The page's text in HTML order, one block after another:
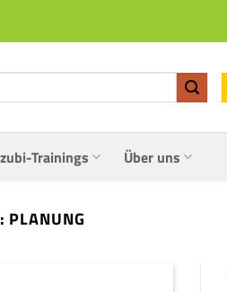
Trainings Über uns
PLANUNG